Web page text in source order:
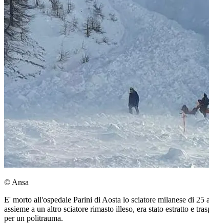
© Ansa
E' morto all'ospedale Parini di Aosta lo sciatore milanese di
assieme a un altro sciatore rimasto illeso, era stato estratto e
per un politrauma.